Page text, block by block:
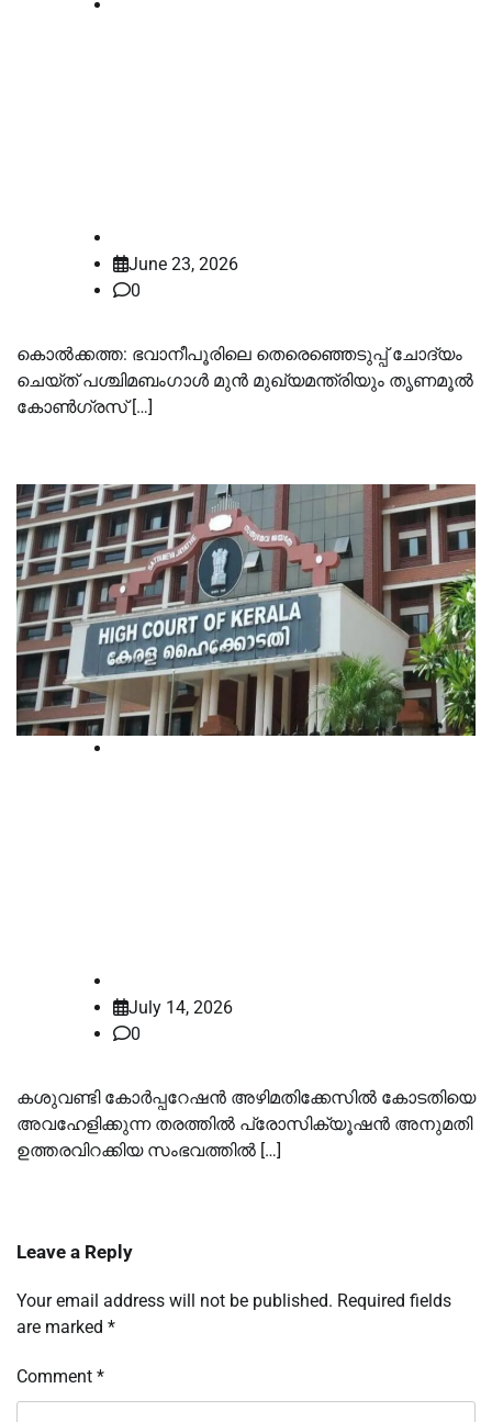
June 23, 2026
0
കൊല്‍ക്കത്ത: ഭവാനീപൂരിലെ തെരെഞ്ഞെടുപ്പ് ചോദ്യം
ചെയ്ത് പശ്ചിമബംഗാള്‍ മുന്‍ മുഖ്യമന്ത്രിയും തൃണമൂല്‍
കോണ്‍ഗ്രസ് […]
July 14, 2026
0
കശുവണ്ടി കോർപ്പറേഷൻ അഴിമതിക്കേസില്‍ കോടതിയെ
അവഹേളിക്കുന്ന തരത്തില്‍ പ്രോസിക്യൂഷൻ അനുമതി
ഉത്തരവിറക്കിയ സംഭവത്തില്‍ […]
Leave a Reply
Your email address will not be published. Required fields
are marked *
Comment *